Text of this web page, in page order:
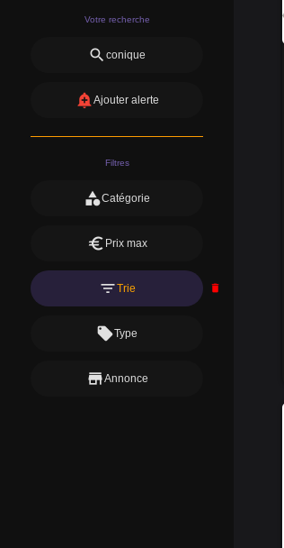
Votre recherche
search conique
add_alertAjouter alerte
Filtres
categoryCatégorie
euro Prix max
filter_listTrie delete
local_offerType
storeAnnonce